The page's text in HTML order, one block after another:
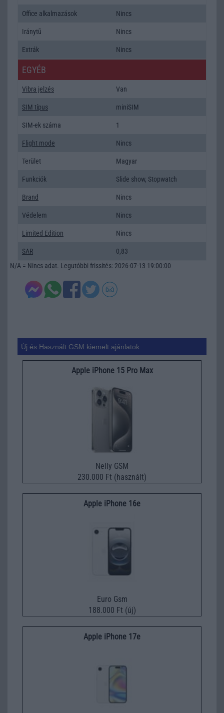
Office alkalmazások Nincs
Iránytũ Nincs
Extrák Nincs
EGYÉB
Vibra jelzés Van
SIM típus miniSIM
SIM-ek száma 1
Flight mode Nincs
Terület Magyar
Funkciók Slide show, Stopwatch
Brand Nincs
Védelem Nincs
Limited Edition Nincs
SAR
0,83
N/A = Nincs adat. Legutóbbi frissítés: 2026-07-13 19:00:00
Új és Használt GSM kiemelt ajánlatok
Apple iPhone 15 Pro Max
Nelly GSM
230.000 Ft (használt)
Apple iPhone 16e
Euro Gsm
188.000 Ft (új)
Apple iPhone 17e